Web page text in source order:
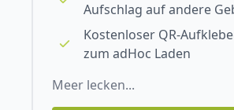
Aufschlag auf andere
Kostenloser QR-
zum adHoc Laden
Meer lecken...